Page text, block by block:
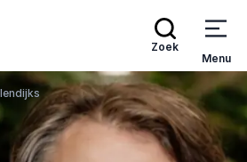
Zoek
Menu